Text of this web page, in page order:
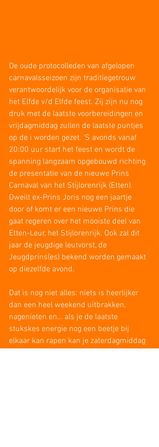
De oude protocolleden van afgelopen
carnavalsseizoen zijn traditiegetrouw
verantwoordelijk voor de organisatie van
het Elfde v/d Elfde feest. Zij zijn nu nog
druk met de laatste voorbereidingen en
vrijdagmiddag zullen de laatste puntjes
op de i worden gezet. 'S avonds vanaf
20:00 uur start het feest en wordt de
spanning langzaam opgebouwd richting
de presentatie van de nieuwe Prins
Carnaval van het Stijlorenrijk (Etten).
Dweilt ex-Prins Joris nog een jaartje
door of komt er een nieuwe Prins die
gaat regeren over het mooiste deel van
Etten-Leur, het Stijlorenrijk. Ook zal dit
jaar de jeugdige leutvorst, de
Jeugdprins(es) bekend worden gemaakt
op diezelfde avond.
Dat is nog niet alles: niets is heerlijker
dan een heel weekend uitbrakken,
nagenieten en… als je de laatste
stukskes energie nog een beetje bij
elkaar kan rapen kan je zaterdagmiddag